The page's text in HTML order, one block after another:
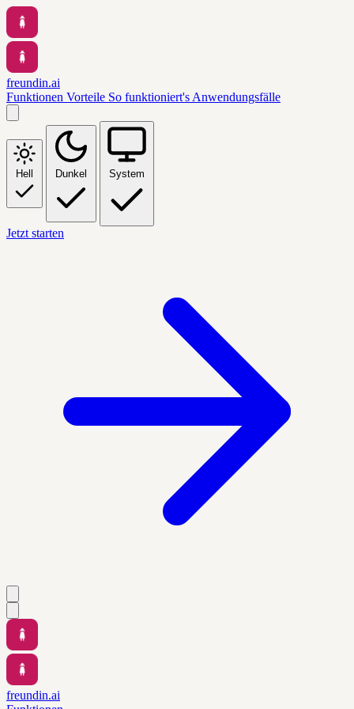
freundin.ai
Funktionen Vorteile So funktioniert's Anwendungsfälle
Hell Dunkel System
Jetzt starten
freundin.ai